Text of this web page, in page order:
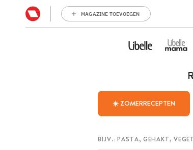
MAGAZINE TOEVOEGEN
☀️ ZOMERRECEPTEN